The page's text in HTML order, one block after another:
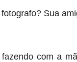
Sua
com a